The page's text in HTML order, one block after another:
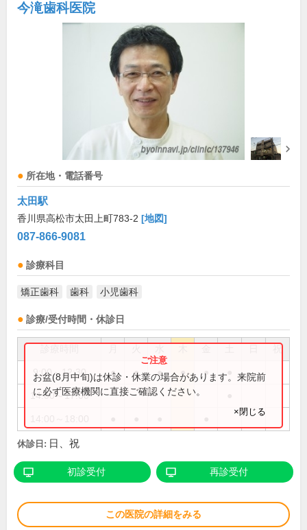
今滝歯科医院
所在地・電話番号
太田駅
香川県高松市太田上町783-2 [地図]
087-866-9081
診療科目
矯正歯科 歯科 小児歯科
診療/受付時間・休診日
祝
9:00～12:30 ● ● ● ● ●
14:00～17:00
お盆(8月中旬)は休診・休業の場合があります。来院前
に必ず医療機関に直接ご確認ください。
×閉じる
休診日: 日、祝
初診受付 再診受付
この医院の詳細をみる